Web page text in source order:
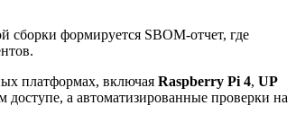
формируется SBOM-отчет, где
платформах, включая Raspberry Pi 4, UP
доступе, а автоматизированные проверки на